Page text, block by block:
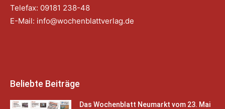
Telefax: 09181 238-48
E-Mail: info@wochenblattverlag.de
Beliebte Beiträge
Das Wochenblatt Neumarkt vom 23. Mai